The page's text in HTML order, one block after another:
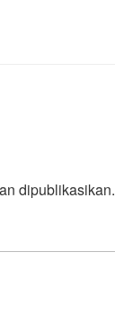
dipublikasikan.